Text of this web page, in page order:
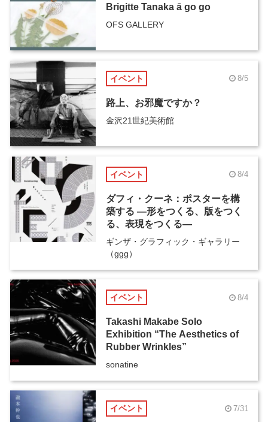
Brigitte Tanaka ā go go
OFS GALLERY
イベント 8/5
路上、お邪魔ですか？
金沢21世紀美術館
イベント 8/4
ダフィ・クーネ：ポスターを構
築する ―形をつくる、版をつく
る、表現をつくる―
ギンザ・グラフィック・ギャラリー
（ggg）
イベント 8/4
Takashi Makabe Solo
Exhibition “The Aesthetics of
Rubber Wrinkles”
sonatine
イベント 7/31